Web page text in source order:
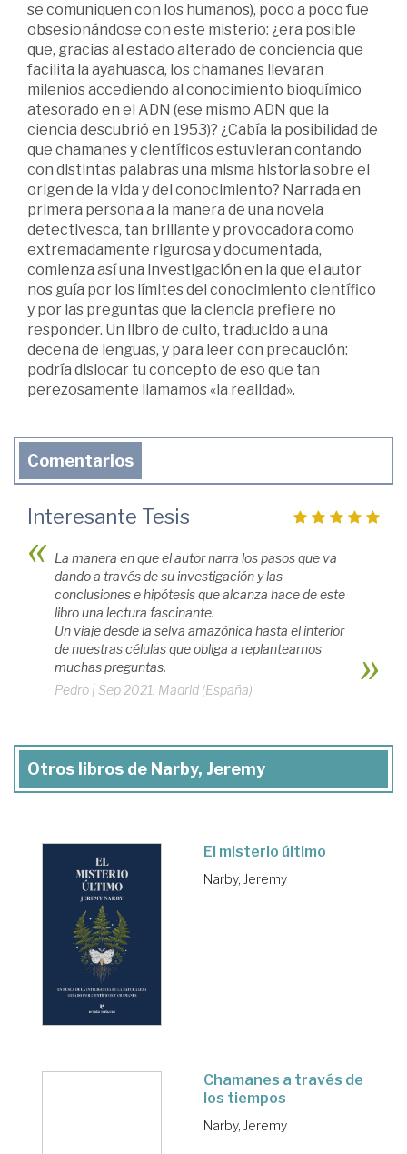
se comuniquen con los humanos), poco a poco fue
obsesionándose con este misterio: ¿era posible
que, gracias al estado alterado de conciencia que
facilita la ayahuasca, los chamanes llevaran
milenios accediendo al conocimiento bioquímico
atesorado en el ADN (ese mismo ADN que la
ciencia descubrió en 1953)? ¿Cabía la posibilidad de
que chamanes y científicos estuvieran contando
con distintas palabras una misma historia sobre el
origen de la vida y del conocimiento? Narrada en
primera persona a la manera de una novela
detectivesca, tan brillante y provocadora como
extremadamente rigurosa y documentada,
comienza así una investigación en la que el autor
nos guía por los límites del conocimiento científico
y por las preguntas que la ciencia prefiere no
responder. Un libro de culto, traducido a una
decena de lenguas, y para leer con precaución:
podría dislocar tu concepto de eso que tan
perezosamente llamamos «la realidad».
Comentarios
Interesante Tesis
La manera en que el autor narra los pasos que va
dando a través de su investigación y las
conclusiones e hipótesis que alcanza hace de este
libro una lectura fascinante.
Un viaje desde la selva amazónica hasta el interior
de nuestras células que obliga a replantearnos
muchas preguntas.
Pedro | Sep 2021. Madrid (España)
Otros libros de Narby, Jeremy
El misterio último
Narby, Jeremy
Chamanes a través de
los tiempos
Narby, Jeremy